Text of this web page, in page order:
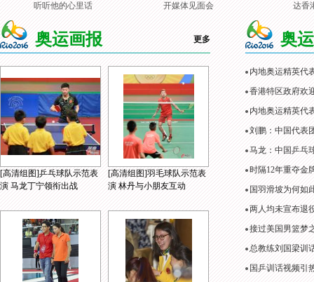
听听他的心里话
开媒体见面会
达香
奥运画报 更多
[高清组图]乒乓球队示范表
演 马龙丁宁领衔出战
[高清组图]羽毛球队示范表
演 林丹与小朋友互动
奥
内地奥运精英代
香港特区政府欢
内地奥运精英代
刘鹏：中国代表
马龙：中国乒乓
时隔12年重夺金
国羽滑坡为何如
两人均未宣布退
接过美国男篮梦
总教练刘国梁训
国乒训话视频引